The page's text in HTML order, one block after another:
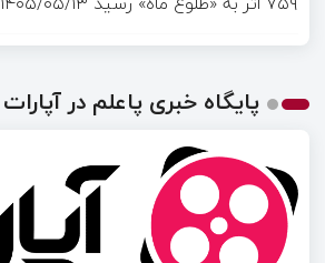
پایگاه خبری پاعلم در آپارات